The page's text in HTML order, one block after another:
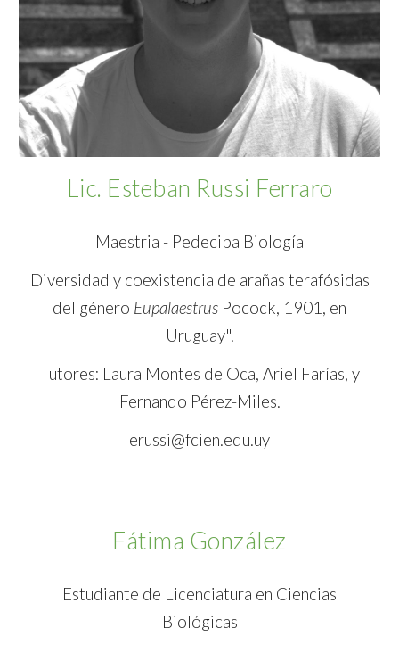
Lic. Esteban Russi Ferraro
Maestria - Pedeciba Biología
Diversidad y coexistencia de arañas terafósidas
del género Eupalaestrus Pocock, 1901, en
Uruguay".
Tutores: Laura Montes de Oca, Ariel Farías, y
Fernando Pérez-Miles.
erussi@fcien.edu.uy
Fátima González
Estudiante de Licenciatura en Ciencias
Biológicas